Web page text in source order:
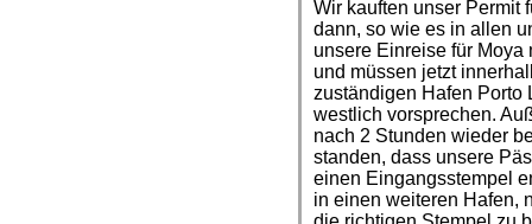
Wir kauften unser Permit
dann, so wie es in allen
unsere Einreise für
und müssen jetzt
zuständigen Hafen Porto
westlich vorsprechen.
nach 2 Stunden wieder
standen, dass unsere
einen Eingangsstempel
in einen weiteren Hafen,